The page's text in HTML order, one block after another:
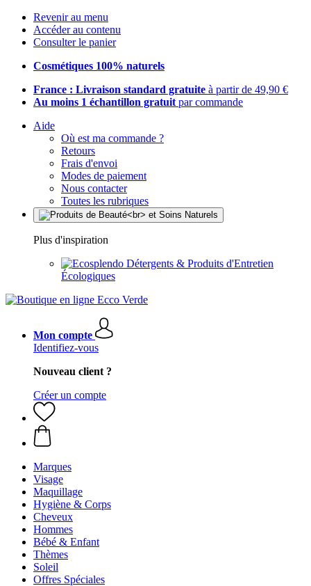
Revenir au menu
Accéder au contenu
Consulter le panier
Cosmétiques 100% naturels
France : Livraison standard gratuite à partir de 49,90 €
Au moins 1 échantillon gratuit par commande
Aide
Où est ma commande ?
Retours
Frais d'envoi
Modes de paiement
Nous contacter
Toutes les rubriques
Plus d'inspiration
Détergents & Produits d'Entretien
Écologiques
Mon compte
Identifiez-vous
Nouveau client ?
Créer un compte
Marques
Visage
Maquillage
Hygiène & Corps
Cheveux
Hommes
Bébé & Enfant
Thèmes
Soleil
Offres Spéciales